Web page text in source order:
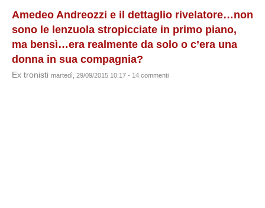
Amedeo Andreozzi e il dettaglio rivelatore…non
sono le lenzuola stropicciate in primo piano,
ma bensì…era realmente da solo o c’era una
donna in sua compagnia?
Ex tronisti martedì, 29/09/2015 10:17 - 14 commenti